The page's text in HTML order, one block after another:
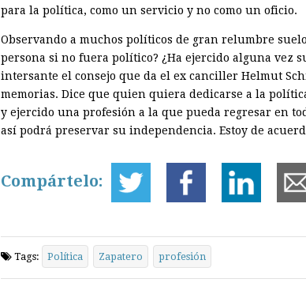
para la política, como un servicio y no como un oficio.
Observando a muchos políticos de gran relumbre
persona si no fuera político? ¿Ha ejercido alguna vez
intersante el consejo que da el ex canciller Helmut
memorias. Dice que quien quiera dedicarse a la
y ejercido una profesión a la que pueda regresar en
así podrá preservar su independencia. Estoy de
Compártelo:
Tags: Política Zapatero profesión